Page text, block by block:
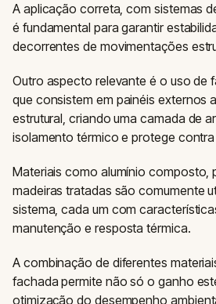
A aplicação correta, com sistemas
é fundamental para garantir
decorrentes de movimentações
Outro aspecto relevante é o uso de
que consistem em painéis externos
estrutural, criando uma camada de
isolamento térmico e protege contra
Materiais como alumínio composto,
madeiras tratadas são comumente
sistema, cada um com
manutenção e resposta térmica.
A combinação de diferentes
fachada permite não só o ganho
otimização do desempenho